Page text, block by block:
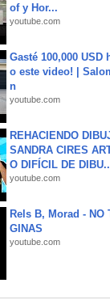
of y Hor...
youtube.com
Gasté 100,000 USD
o este video! |
n
youtube.com
REHACIENDO
SANDRA CIRES
O DIFÍCIL DE
youtube.com
Rels B, Morad - NO
GINAS
youtube.com